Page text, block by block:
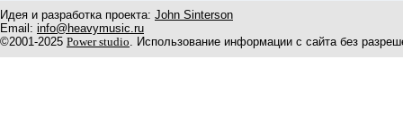
Идея и разработка проекта: John Sinterson
Email: info@heavymusic.ru
©2001-2025 Power studio. Использование информации с сайта без